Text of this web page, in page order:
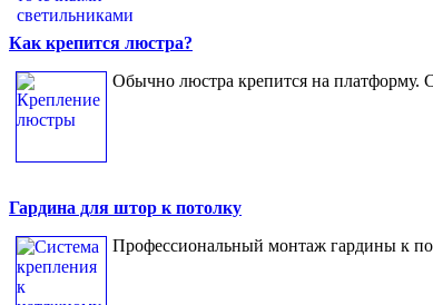
Как крепится люстра?
Обычно люстра крепится на платформу.
Гардина для штор к потолку
Профессиональный монтаж гардины к